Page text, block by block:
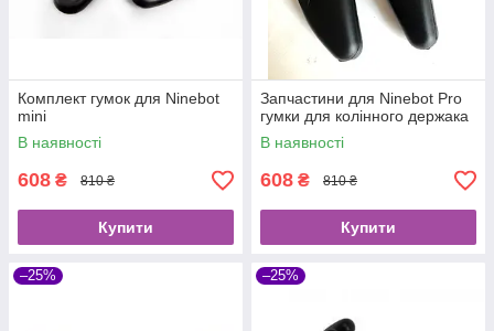
Комплект гумок для Ninebot
mini
В наявності
608 ₴ 810 ₴
Купити
Запчастини для Ninebot Pro
гумки для колінного держака
В наявності
608 ₴ 810 ₴
Купити
–25% –25%